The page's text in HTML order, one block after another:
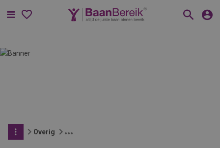
Menu
Overig